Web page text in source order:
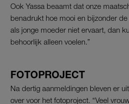
Ook Yassa beaamt dat onze
benadrukt hoe mooi en bijzonder
als jonge moeder niet ervaart, dan
behoorlijk alleen voelen.”
FOTOPROJECT
Na dertig aanmeldingen bleven er
over voor het fotoproject. “Veel